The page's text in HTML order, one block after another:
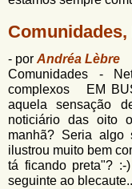
- por Andréa Lèbre
Comunidades -
complexos EM
aquela sensação
noticiário das oito
manhã? Seria algo
ilustrou muito bem
tá ficando preta"?
seguinte ao